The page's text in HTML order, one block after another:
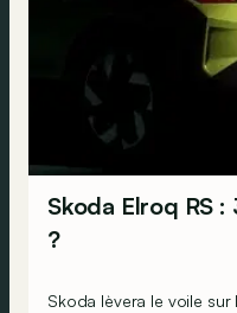
Skoda Elroq RS
?
Skoda lèvera le voile sur